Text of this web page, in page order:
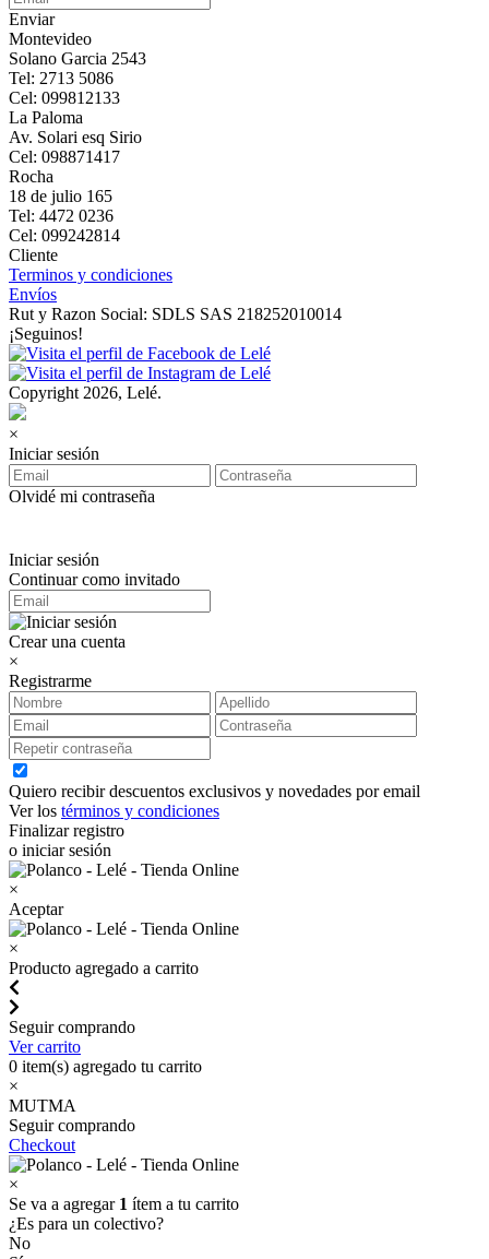
Enviar
Montevideo
Solano Garcia 2543
Tel: 2713 5086
Cel: 099812133
La Paloma
Av. Solari esq Sirio
Cel: 098871417
Rocha
18 de julio 165
Tel: 4472 0236
Cel: 099242814
Cliente
Terminos y condiciones
Envíos
Rut y Razon Social: SDLS SAS 218252010014
¡Seguinos!
Copyright 2026, Lelé.
×
Iniciar sesión
Olvidé mi contraseña
Iniciar sesión
Continuar como invitado
Crear una cuenta
×
Registrarme
Quiero recibir descuentos exclusivos y novedades por email
Ver los términos y condiciones
Finalizar registro
o iniciar sesión
×
Aceptar
×
Producto agregado a carrito
Seguir comprando
Ver carrito
0 item(s) agregado tu carrito
×
MUTMA
Seguir comprando
Checkout
×
Se va a agregar 1 ítem a tu carrito
¿Es para un colectivo?
No